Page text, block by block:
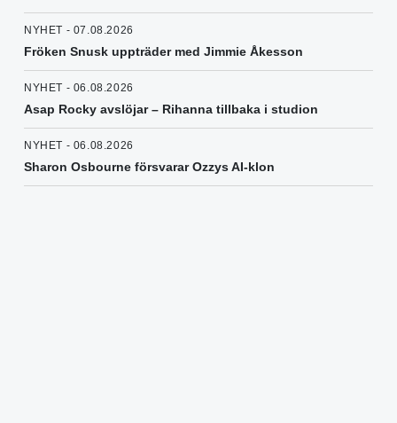
NYHET - 07.08.2026
Fröken Snusk uppträder med Jimmie Åkesson
NYHET - 06.08.2026
Asap Rocky avslöjar – Rihanna tillbaka i studion
NYHET - 06.08.2026
Sharon Osbourne försvarar Ozzys AI-klon